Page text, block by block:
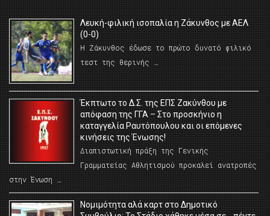
Λευκή-φιλική ισοπαλία η Ζάκυνθος με ΑΕΛ
(0-0)
Η Ζάκυνθος έδωσε το πρώτο δυνατό φιλικό
τεστ της θερινής …
Έκπτωτο το Δ.Σ. της ΕΠΣ Ζακύνθου με
απόφαση της ΓΓΑ – Στο προσκήνιο η
καταγγελία Ραυτόπουλου και οι επόμενες
κινήσεις της Ένωσης!
Διαπιστωτική πράξη της Γενικής
Γραμματείας Αθλητισμού προκαλεί ανατροπές
στην Ένωση …
Νομιμότητα αλά καρτ στο Δημοτικό